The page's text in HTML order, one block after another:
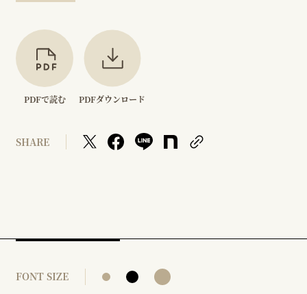
PDFで読む PDFダウンロード
SHARE
FONT SIZE